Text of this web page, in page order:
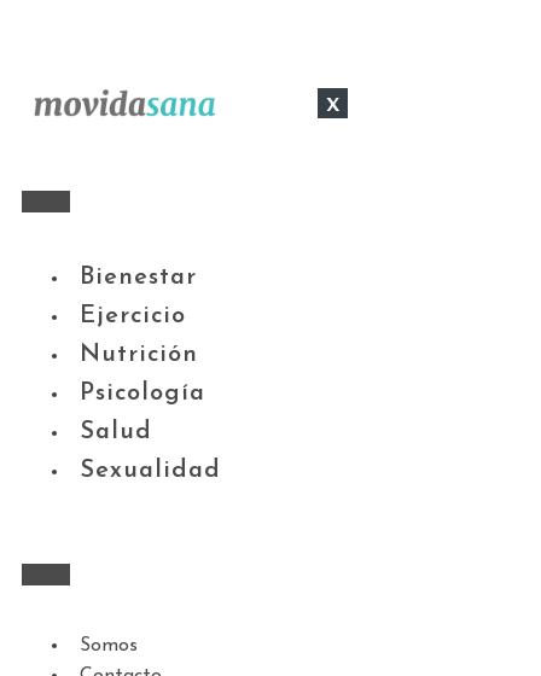
x
Bienestar
Ejercicio
Nutrición
Psicología
Salud
Sexualidad
Somos